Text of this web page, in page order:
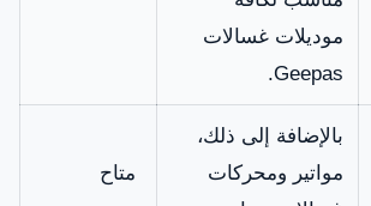
موديلات غسالات
Geepas.
بالإضافة إلى ذلك،
مواتير ومحركات
متاح